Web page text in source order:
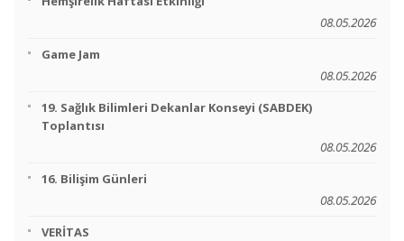
08.05.2026
Game Jam
08.05.2026
19. Sağlık Bilimleri Dekanlar Konseyi (SABDEK)
Toplantısı
08.05.2026
16. Bilişim Günleri
08.05.2026
VERİTAS